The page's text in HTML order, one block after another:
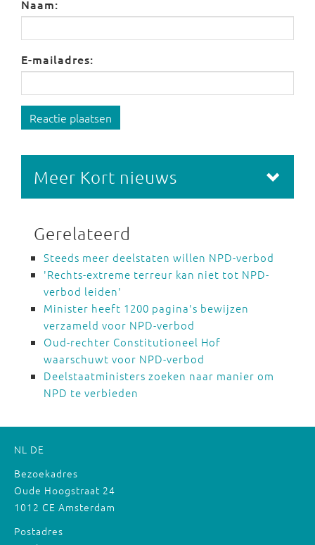
Naam:
E-mailadres:
Reactie plaatsen
Meer Kort nieuws
Gerelateerd
Steeds meer deelstaten willen NPD-verbod
'Rechts-extreme terreur kan niet tot NPD-
verbod leiden'
Minister heeft 1200 pagina's bewijzen
verzameld voor NPD-verbod
Oud-rechter Constitutioneel Hof
waarschuwt voor NPD-verbod
Deelstaatministers zoeken naar manier om
NPD te verbieden
NL DE
Bezoekadres
Oude Hoogstraat 24
1012 CE Amsterdam
Postadres